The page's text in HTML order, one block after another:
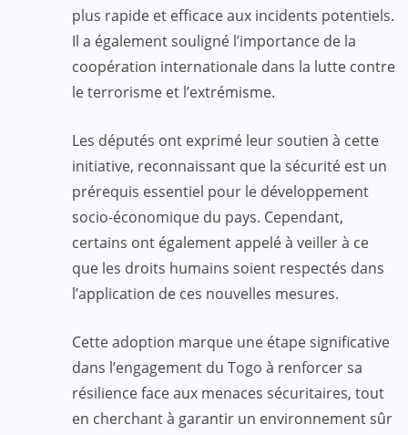
plus rapide et efficace aux incidents potentiels.
Il a également souligné l’importance de la
coopération internationale dans la lutte contre
le terrorisme et l’extrémisme.
Les députés ont exprimé leur soutien à cette
initiative, reconnaissant que la sécurité est un
prérequis essentiel pour le développement
socio-économique du pays. Cependant,
certains ont également appelé à veiller à ce
que les droits humains soient respectés dans
l’application de ces nouvelles mesures.
Cette adoption marque une étape significative
dans l’engagement du Togo à renforcer sa
résilience face aux menaces sécuritaires, tout
en cherchant à garantir un environnement sûr